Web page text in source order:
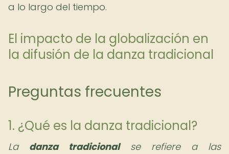
a lo largo del tiempo.
El impacto de la globalización en
la difusión de la danza tradicional
Preguntas frecuentes
1. ¿Qué es la danza tradicional?
La danza tradicionalse refiere a las